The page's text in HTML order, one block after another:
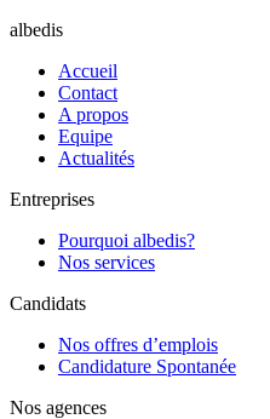
albedis
Accueil
Contact
A propos
Equipe
Actualités
Entreprises
Pourquoi albedis?
Nos services
Candidats
Nos offres d’emplois
Candidature Spontanée
Nos agences